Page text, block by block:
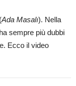
(Ada Masalı). Nella
sempre più dubbi
Ecco il video